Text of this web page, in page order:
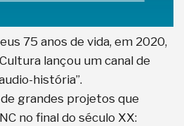
75 anos de vida, em 2020,
lançou um canal de
história”.
grandes projetos que
no final do século XX: